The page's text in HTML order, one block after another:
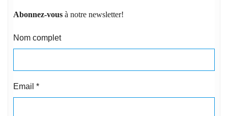
Abonnez-vous à notre newsletter!
Nom complet
Email *